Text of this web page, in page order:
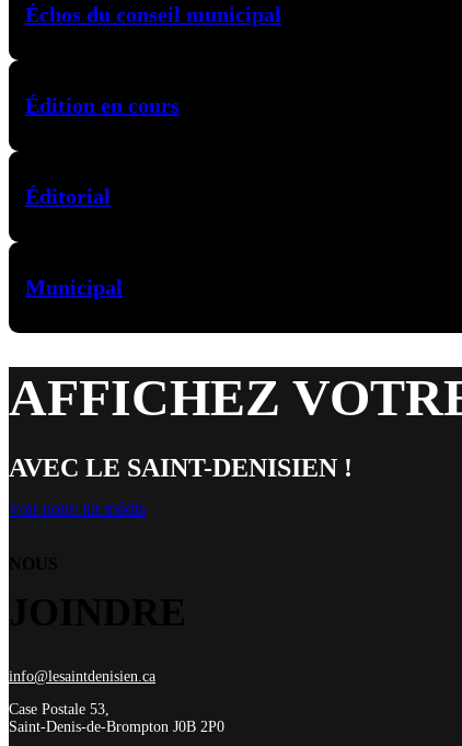
Échos du conseil municipal
Édition en cours
Éditorial
Municipal
AFFICHEZ
AVEC LE SAINT-DENISIEN !
Voir notre kit média
info@lesaintdenisien.ca
Case Postale 53,
Saint-Denis-de-Brompton J0B 2P0